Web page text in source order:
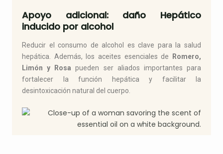
Apoyo adicional: daño Hepático
inducido por alcohol
Reducir el consumo de alcohol es clave para la salud
hepática. Además, los aceites esenciales de
Romero,
Limón y Rosa pueden ser aliados importantes para
fortalecer la función hepática y facilitar la
desintoxicación natural del cuerpo.